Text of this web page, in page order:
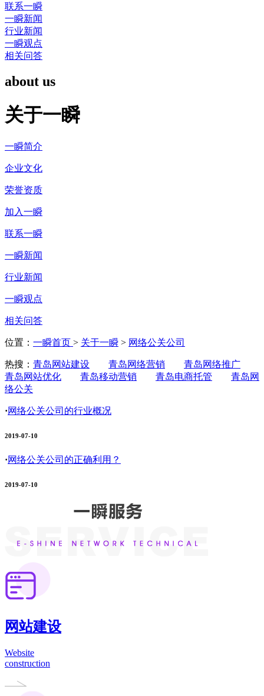
联系一瞬
一瞬新闻
行业新闻
一瞬观点
相关问答
about us
关于一瞬
一瞬简介
企业文化
荣誉资质
加入一瞬
联系一瞬
一瞬新闻
行业新闻
一瞬观点
相关问答
位置： 一瞬首页 > 关于一瞬 > 网络公关公司
热搜： 青岛网站建设 青岛网络营销
青岛网络推广
青岛网站优化
青岛移动营销 青岛电商托管
青岛网
络公关
·网络公关公司的行业概况
2019-07-10
·网络公关公司的正确利用？
2019-07-10
网站建设
Website
construction